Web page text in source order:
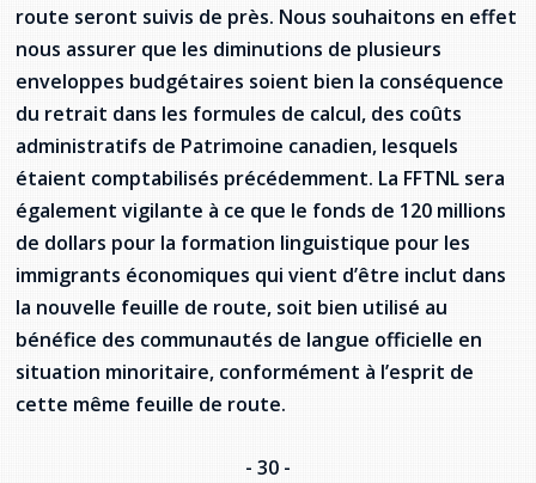
route seront suivis de près. Nous souhaitons en effet
nous assurer que les diminutions de plusieurs
enveloppes budgétaires soient bien la conséquence
du retrait dans les formules de calcul, des coûts
administratifs de Patrimoine canadien, lesquels
étaient comptabilisés précédemment. La FFTNL sera
également vigilante à ce que le fonds de 120 millions
de dollars pour la formation linguistique pour les
immigrants économiques qui vient d’être inclut dans
la nouvelle feuille de route, soit bien utilisé au
bénéfice des communautés de langue officielle en
situation minoritaire, conformément à l’esprit de
cette même feuille de route.
- 30 -